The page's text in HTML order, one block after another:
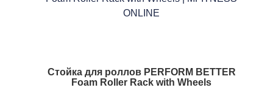
Стойка для роллов PERFORM BETTER
Foam Roller Rack with Wheels